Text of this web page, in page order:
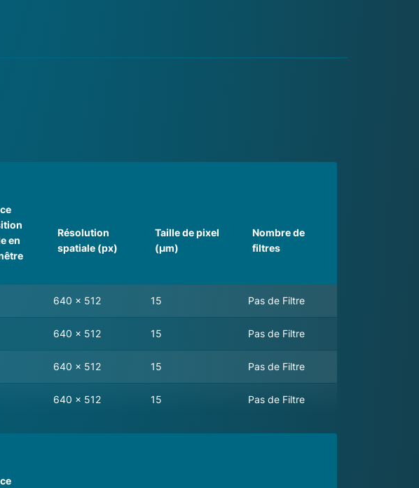
en
Résolution
spatiale (px)
Taille de pixel
(µm)
Nombre de
filtres
640 x 512 15 Pas de Filtre
640 x 512 15 Pas de Filtre
640 x 512 15 Pas de Filtre
640 x 512 15 Pas de Filtre